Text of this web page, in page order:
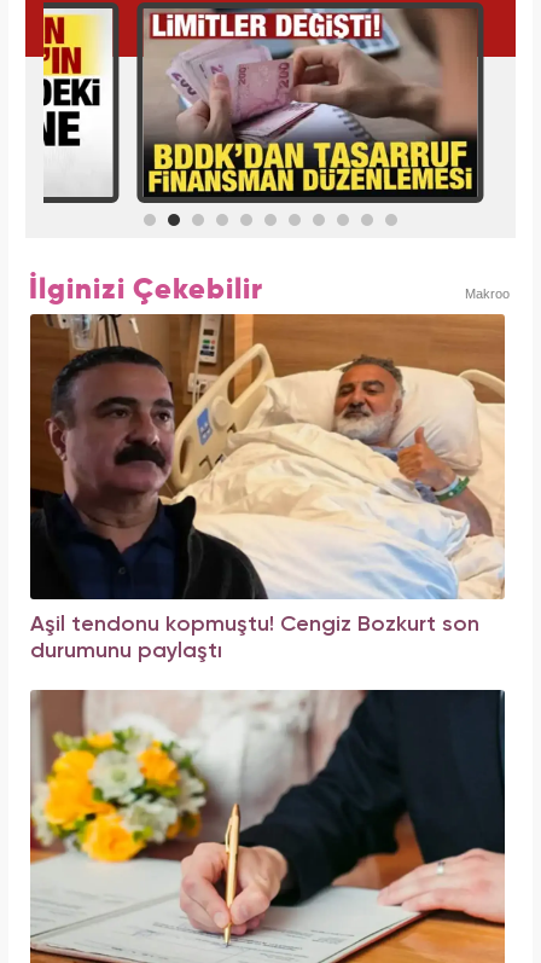
İlginizi Çekebilir Makroo
Aşil tendonu kopmuştu! Cengiz Bozkurt son
durumunu paylaştı